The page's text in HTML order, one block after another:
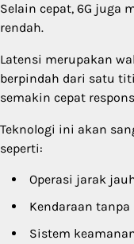
Selain cepat, 6G juga
rendah.
Latensi merupakan
berpindah dari satu
semakin cepat
Teknologi ini akan
seperti:
Operasi jarak
Kendaraan tanpa
Sistem